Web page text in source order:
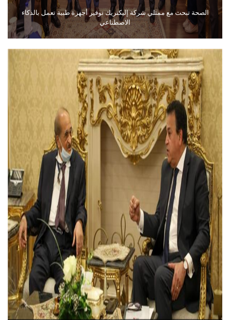
الصحة تبحث مع ممثلي شركة إليكتريك توفير أجهزة طبية تعمل بالذكاء
الاصطناعي